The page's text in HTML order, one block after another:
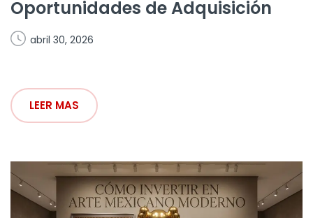
Oportunidades de Adquisición
abril 30, 2026
LEER MAS